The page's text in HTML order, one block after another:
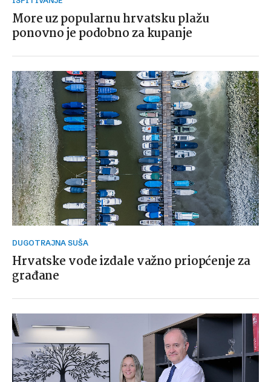
More uz popularnu hrvatsku plažu
ponovno je podobno za kupanje
DUGOTRAJNA SUŠA
Hrvatske vode izdale važno priopćenje za
građane